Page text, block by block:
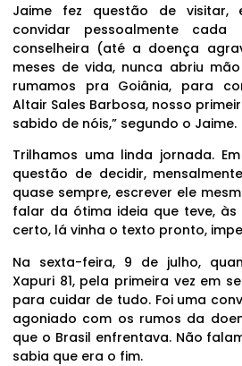
Jaime fez questão de visitar,
convidar pessoalmente cada
conselheira (até a doença
meses de vida, nunca abriu
rumamos pra Goiânia, para
Altair Sales Barbosa, nosso
sabido de nóis,” segundo o Jaime.
Trilhamos uma linda jornada.
questão de decidir,
quase sempre, escrever ele
falar da ótima ideia que teve, às
certo, lá vinha o texto pronto,
Na sexta-feira, 9 de julho,
Xapuri 81, pela primeira vez em
para cuidar de tudo. Foi uma
agoniado com os rumos da
que o Brasil enfrentava. Não
sabia que era o fim.